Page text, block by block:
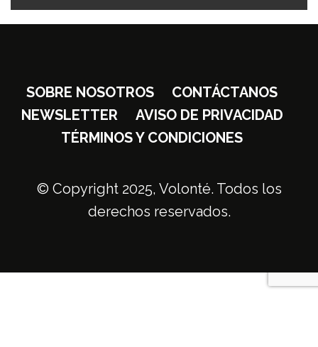
SOBRE NOSOTROS
CONTÁCTANOS
NEWSLETTER
AVISO DE PRIVACIDAD
TÉRMINOS Y CONDICIONES
© Copyright 2025, Volonté. Todos los
derechos reservados.